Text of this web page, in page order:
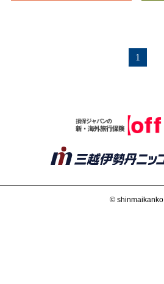
1
© shinmaikanko